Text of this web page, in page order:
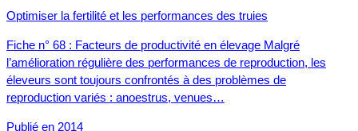
Optimiser la fertilité et les performances des truies
Fiche n° 68 : Facteurs de productivité en élevage Malgré
l’amélioration régulière des performances de reproduction, les
éleveurs sont toujours confrontés à des problèmes de
reproduction variés : anoestrus, venues…
Publié en 2014